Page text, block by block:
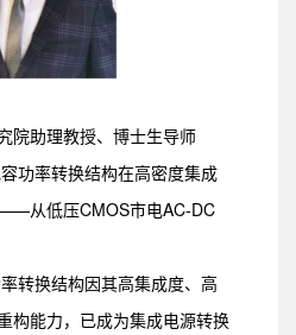
院助理教授、博士生导师
功率转换结构在高密度集成
从低压CMOS市电AC-DC
转换结构因其高集成度、高
构能力，已成为集成电源转换